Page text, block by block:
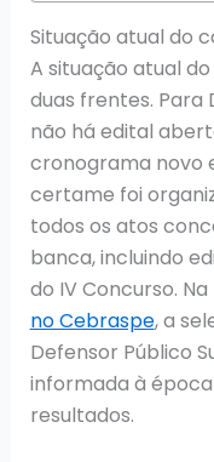
Situação atual do
A situação atual
duas frentes. Para
não há edital
cronograma novo
certame foi
todos os atos
banca, incluindo
do IV Concurso.
no Cebraspe, a
Defensor Público
informada à
resultados.